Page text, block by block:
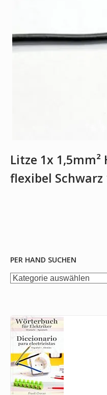
Litze 1x 1,5mm²
flexibel Schwarz
PER HAND SUCHEN
per